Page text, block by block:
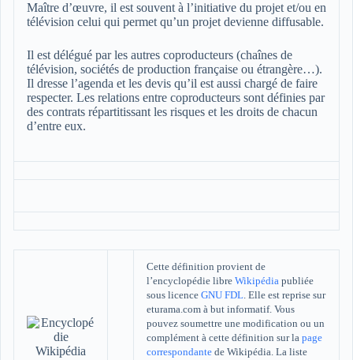
Maître d’œuvre, il est souvent à l’initiative du projet et/ou en
télévision celui qui permet qu’un projet devienne diffusable.
Il est délégué par les autres coproducteurs (chaînes de
télévision, sociétés de production française ou étrangère…).
Il dresse l’agenda et les devis qu’il est aussi chargé de faire
respecter. Les relations entre coproducteurs sont définies par
des contrats répartitissant les risques et les droits de chacun
d’entre eux.
Cette définition provient de
l’encyclopédie libre Wikipédia publiée
sous licence GNU FDL. Elle est reprise sur
eturama.com à but informatif. Vous
pouvez soumettre une modification ou un
complément à cette définition sur la page
correspondante de Wikipédia. La liste